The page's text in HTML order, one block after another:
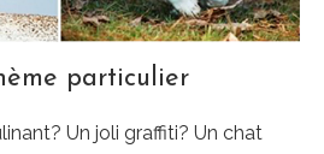
particulier
Un joli graffiti? Un chat